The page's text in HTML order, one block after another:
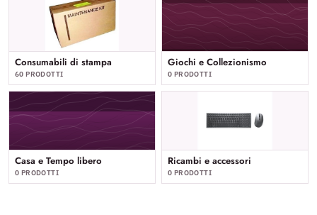
Consumabili di stampa
60 PRODOTTI
Giochi e Collezionismo
0 PRODOTTI
Casa e Tempo libero
0 PRODOTTI
Ricambi e accessori
0 PRODOTTI